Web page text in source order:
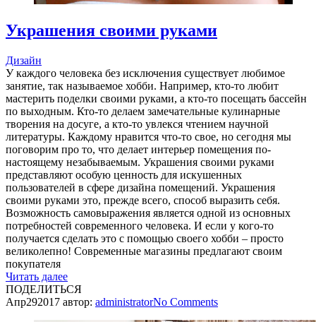
Украшения своими руками
Дизайн
У каждого человека без исключения существует любимое
занятие, так называемое хобби. Например, кто-то любит
мастерить поделки своими руками, а кто-то посещать бассейн
по выходным. Кто-то делаем замечательные кулинарные
творения на досуге, а кто-то увлекся чтением научной
литературы. Каждому нравится что-то свое, но сегодня мы
поговорим про то, что делает интерьер помещения по-
настоящему незабываемым. Украшения своими руками
представляют особую ценность для искушенных
пользователей в сфере дизайна помещений. Украшения
своими руками это, прежде всего, способ выразить себя.
Возможность самовыражения является одной из основных
потребностей современного человека. И если у кого-то
получается сделать это с помощью своего хобби – просто
великолепно! Современные магазины предлагают своим
покупателя
Читать далее
ПОДЕЛИТЬСЯ
Апр292017 автор: administratorNo Comments